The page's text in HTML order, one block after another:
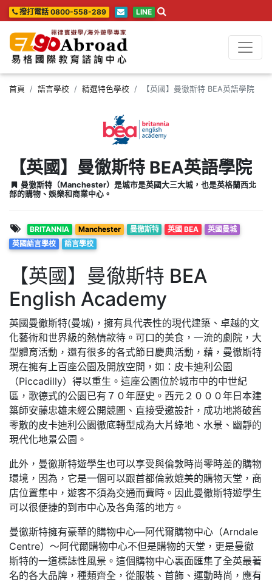
撥打電話 0800-558-289 LINE
首頁 語言學校 精選特色學校 【英國】曼徹斯特 BEA英語學院
【英國】曼徹斯特 BEA英語學院
曼徹斯特（Manchester）是城市是英國大三大城，也是英格蘭西北
部的購物、娛樂和商業中心。
BRITANNIA Manchester 曼徹斯特 英國 BEA
英國曼城
英國語言學校
語言學校
【英國】曼徹斯特 BEA
English Academy
英國曼徹斯特(曼城)，擁有具代表性的現代建築、卓越的文
化藝術和世界級的熱情款待。可口的美食，一流的劇院，大
型體育活動，還有很多的各式節日慶典活動，藉，曼徹斯特
現在擁有上百座公園及開放空間，如：皮卡迪利公園
（Piccadilly）得以重生。這座公園位於城市中的中世紀
區，歌德式的公園已有７０年歷史。西元２０００年日本建
築師安藤忠雄未經公開競圖、直接受邀設計，成功地將破舊
零散的皮卡迪利公園徹底轉型成為大片綠地、水景、幽靜的
現代化地景公園。
此外，曼徹斯特遊學生也可以享受與倫敦時尚零時差的購物
環境，因為，它是一個可以跟首都倫敦媲美的購物天堂，商
店位置集中，遊客不須為交通而費時。因此曼徹斯特遊學生
可以很便捷的到市中心及各角落的地方。
曼徹斯特擁有豪華的購物中心—阿代爾購物中心（Arndale
Centre）～阿代爾購物中心不但是購物的天堂，更是曼徹
斯特的一道標誌性風景。這個購物中心裏面匯集了全英最著
名的各大品牌，種類齊全，從服裝、首飾、運動時尚，應有